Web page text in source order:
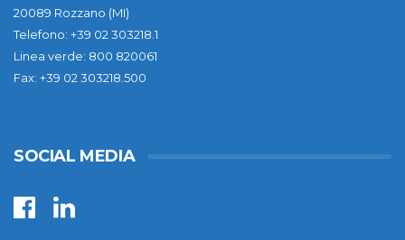
20089 Rozzano (MI)
Telefono: +39 02 303218.1
Linea verde: 800 820061
Fax: +39 02 303218.500
SOCIAL MEDIA